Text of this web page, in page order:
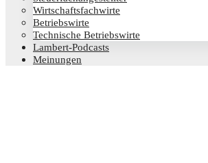
Wirt­schafts­fach­wir­te
Betriebs­wir­te
Tech­ni­sche Betriebswirte
Lam­­bert-Pod­­casts
Mei­nun­gen